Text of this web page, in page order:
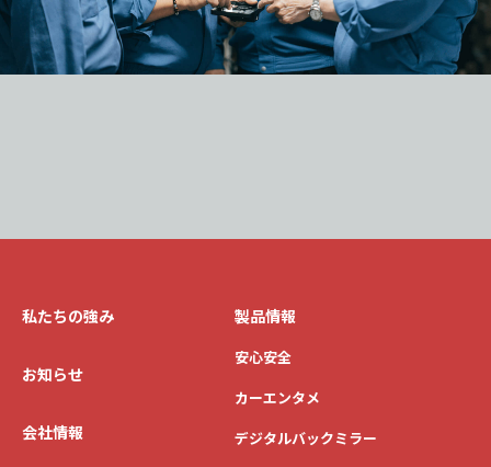
私たちの強み
お知らせ
会社情報
製品情報
安心安全
カーエンタメ
デジタルバックミラー